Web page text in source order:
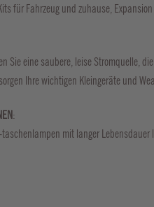
für Fahrzeug und zuhause,
Sie eine saubere, leise Stromquelle,
Ihre wichtigen Kleingeräte und
:
mit langer